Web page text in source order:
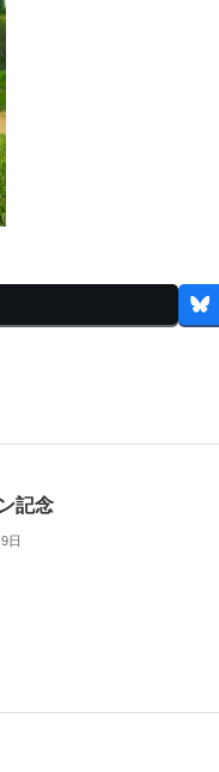
記念
日